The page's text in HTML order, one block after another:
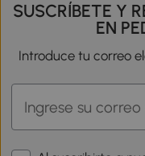
SUSCRÍBETE Y
EN
Introduce tu correo